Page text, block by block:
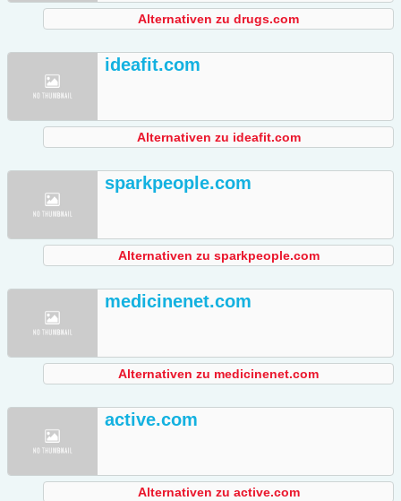
Alternativen zu drugs.com
ideafit.com
Alternativen zu ideafit.com
sparkpeople.com
Alternativen zu sparkpeople.com
medicinenet.com
Alternativen zu medicinenet.com
active.com
Alternativen zu active.com